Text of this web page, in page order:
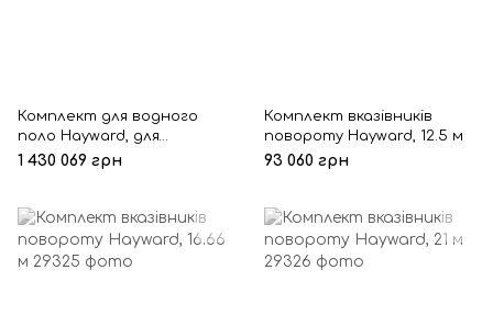
Комплект для водного
поло Hayward, для
чоловіків
1 430 069 грн
Комплект вказівників
повороту Hayward, 12.5 м
93 060 грн